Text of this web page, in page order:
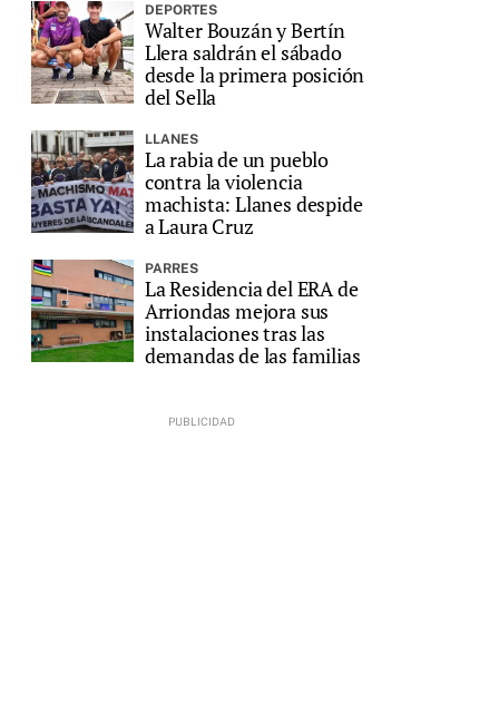
DEPORTES
Walter Bouzán y Bertín
Llera saldrán el sábado
desde la primera posición
del Sella
LLANES
La rabia de un pueblo
contra la violencia
machista: Llanes despide
a Laura Cruz
PARRES
La Residencia del ERA de
Arriondas mejora sus
instalaciones tras las
demandas de las familias